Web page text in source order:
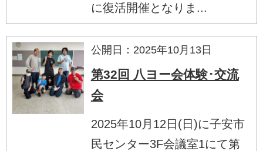
に復活開催となりま...
公開日：2025年10月13日
第32回 八ヨー会体験･交流
会
2025年10月12日(日)に子安市
民センター3F会議室1にて第